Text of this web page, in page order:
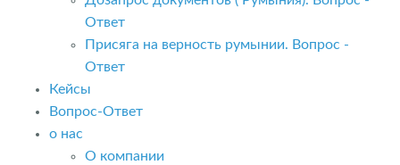
Ответ
Присяга на верность румынии. Вопрос -
Ответ
Кейсы
Вопрос-Ответ
о нас
О компании